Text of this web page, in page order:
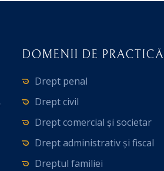
DOMENII DE PRACTICĂ
Drept penal
Drept civil
Drept comercial și societar
Drept administrativ și fiscal
Dreptul familiei